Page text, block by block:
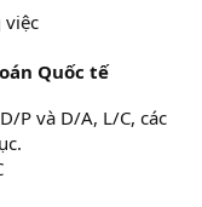
việc
Quốc tế
P và D/A, L/C, các